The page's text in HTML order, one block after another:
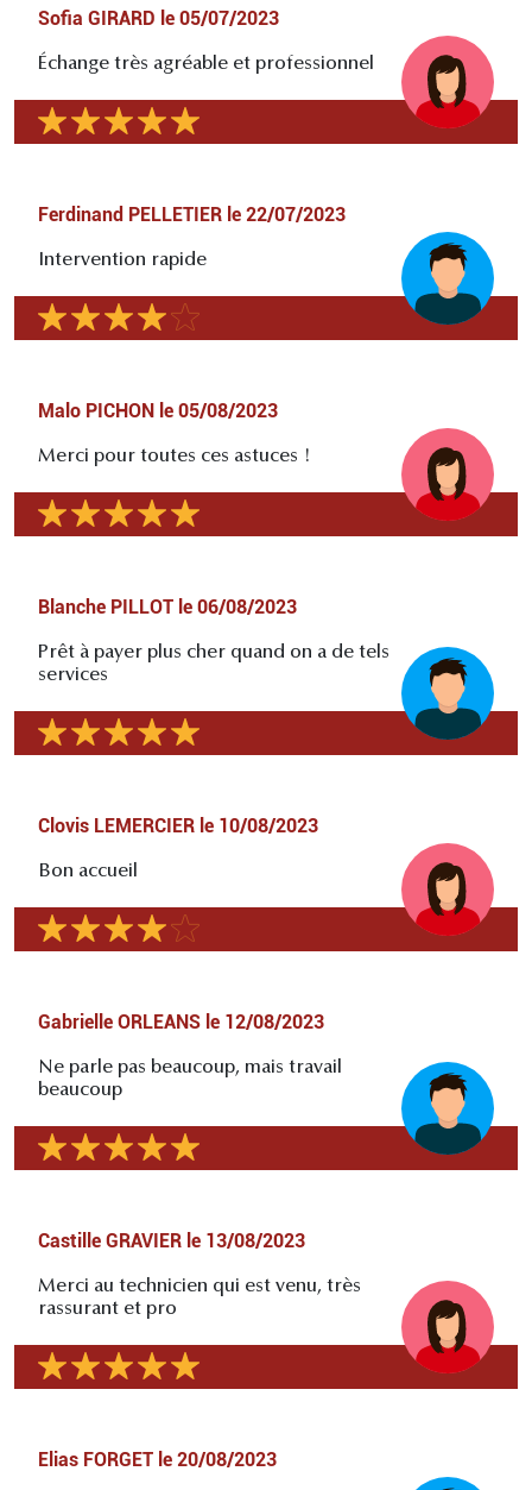
Sofia GIRARD le 05/07/2023
Échange très agréable et professionnel
Ferdinand PELLETIER le 22/07/2023
Intervention rapide
Malo PICHON le 05/08/2023
Merci pour toutes ces astuces !
Blanche PILLOT le 06/08/2023
Prêt à payer plus cher quand on a de tels
services
Clovis LEMERCIER le 10/08/2023
Bon accueil
Gabrielle ORLEANS le 12/08/2023
Ne parle pas beaucoup, mais travail
beaucoup
Castille GRAVIER le 13/08/2023
Merci au technicien qui est venu, très
rassurant et pro
Elias FORGET le 20/08/2023